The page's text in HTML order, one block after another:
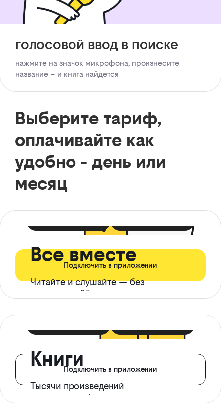
голосовой ввод в поиске
нажмите на значок микрофона, произнесите
название – и книга найдется
Выберите тариф,
оплачивайте как
удобно - день или
месяц
Все вместе
Читайте и слушайте — без
ограничений*
Подключить в приложении
Книги
Тысячи произведений
с доступом офлайн
Подключить в приложении